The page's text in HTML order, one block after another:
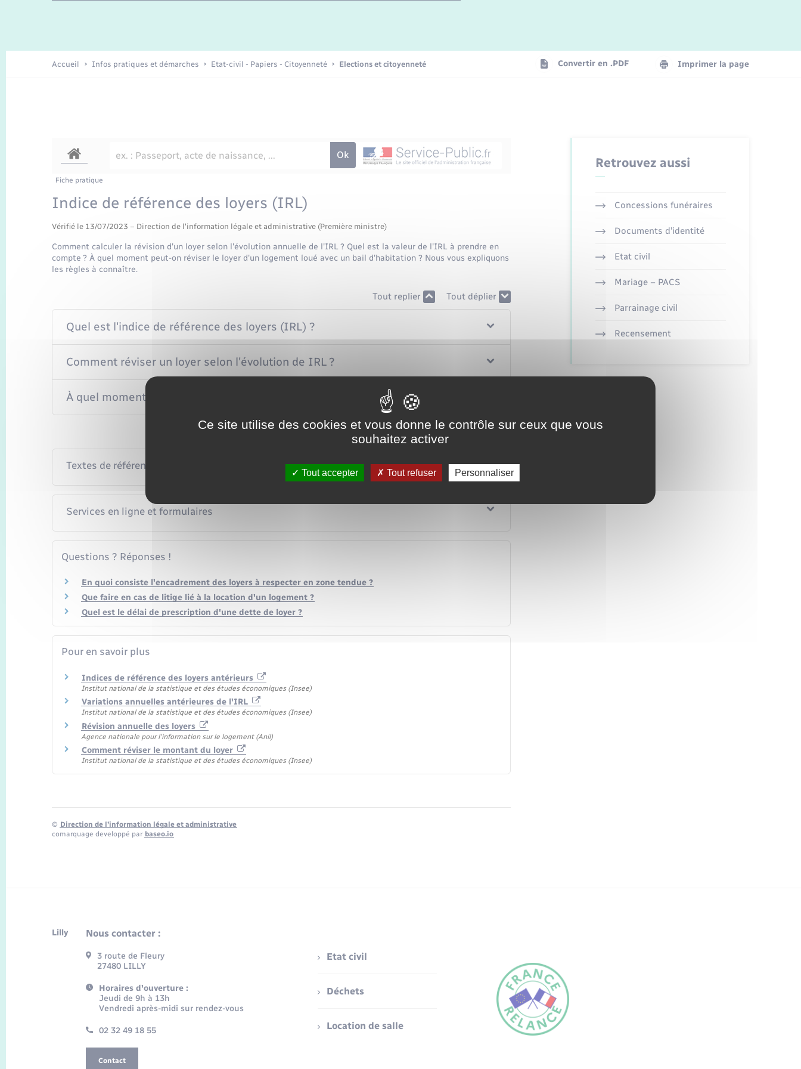
Enfants – Jeunes
Accueil Infos pratiques et démarches Etat-civil - Papiers - Citoyenneté Elections et citoyenneté Convertir en .PDF Imprimer la page
Fiche pratique
Indice de référence des loyers (IRL)
Vérifié le 13/07/2023 – Direction de l'information légale et administrative (Première ministre)
Comment calculer la révision d'un loyer selon l'évolution annuelle de l'IRL ? Quel est la valeur de l'IRL à prendre en
compte ? À quel moment peut-on réviser le loyer d'un logement loué avec un bail d'habitation ? Nous vous expliquons
les règles à connaître.
Tout replier Tout déplier
Quel est l'indice de référence des loyers (IRL) ?
Comment réviser un loyer selon l'évolution de IRL ?
À quel moment peut-on réviser le loyer ?
Textes de référence
Services en ligne et formulaires
Questions ? Réponses !
En quoi consiste l'encadrement des loyers à respecter en zone tendue ?
Que faire en cas de litige lié à la location d'un logement ?
Quel est le délai de prescription d'une dette de loyer ?
Pour en savoir plus
Indices de référence des loyers antérieurs
Institut national de la statistique et des études économiques (Insee)
Variations annuelles antérieures de l'IRL
Institut national de la statistique et des études économiques (Insee)
Révision annuelle des loyers
Agence nationale pour l'information sur le logement (Anil)
Comment réviser le montant du loyer
Institut national de la statistique et des études économiques (Insee)
© Direction de l’information légale et administrative
comarquage developpé par baseo.io
Retrouvez aussi
Concessions funéraires
Documents d’identité
Etat civil
Mariage – PACS
Parrainage civil
Recensement
Lilly Nous contacter :
3 route de Fleury
27480 LILLY
Horaires d'ouverture :
Jeudi de 9h à 13h
Vendredi après-midi sur rendez-vous
02 32 49 18 55
Contact
Etat civil
Déchets
Location de salle
Ce site utilise des cookies et vous donne le contrôle sur ceux que vous
souhaitez activer
Tout accepter Tout refuser Personnaliser